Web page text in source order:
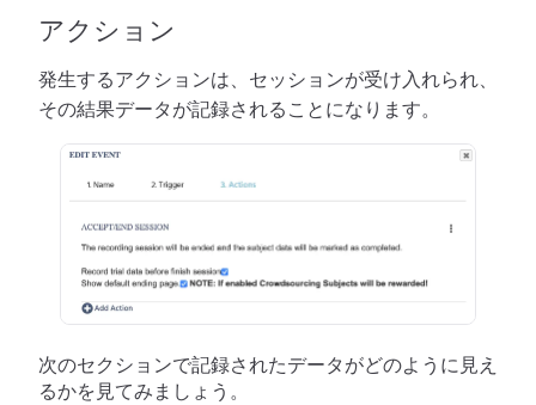
アクション
発生するアクションは、セッションが受け入れられ、
その結果データが記録されることになります。
次のセクションで記録されたデータがどのように見え
るかを見てみましょう。